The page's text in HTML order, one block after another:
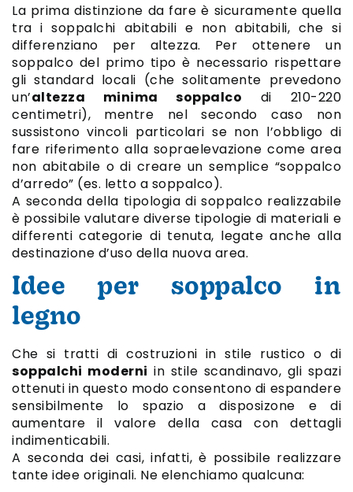
La prima distinzione da fare è sicuramente quella
tra i soppalchi abitabili e non abitabili, che si
differenziano per altezza. Per ottenere un
soppalco del primo tipo è necessario rispettare
gli standard locali (che solitamente prevedono
un’altezza minima soppalco di 210-220
centimetri), mentre nel secondo caso non
sussistono vincoli particolari se non l’obbligo di
fare riferimento alla sopraelevazione come area
non abitabile o di creare un semplice “soppalco
d’arredo” (es. letto a soppalco).
A seconda della tipologia di soppalco realizzabile
è possibile valutare diverse tipologie di materiali e
differenti categorie di tenuta, legate anche alla
destinazione d’uso della nuova area.
Idee per soppalco in
legno
Che si tratti di costruzioni in stile rustico o di
soppalchi moderni in stile scandinavo, gli spazi
ottenuti in questo modo consentono di espandere
sensibilmente lo spazio a disposizone e di
aumentare il valore della casa con dettagli
indimenticabili.
A seconda dei casi, infatti, è possibile realizzare
tante idee originali. Ne elenchiamo qualcuna: